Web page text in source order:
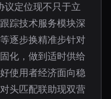
议定位现不只于立
踪技术服务模块深
逐步换精准步针对
化，做到适时供给
使用者经济面向稳
头匹配联助现双营